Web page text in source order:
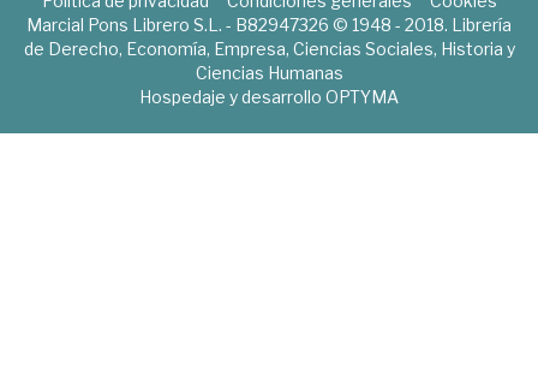
Marcial Pons Librero S.L. - B82947326 © 1948 - 2018. Librería
de Derecho, Economía, Empresa, Ciencias Sociales, Historia y
Ciencias Humanas
Hospedaje y desarrollo OPTYMA